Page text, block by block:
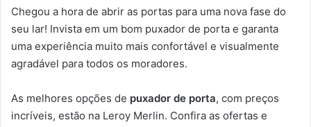
Chegou a hora de abrir as portas para uma nova fase do
seu lar! Invista em um bom puxador de porta e garanta
uma experiência muito mais confortável e visualmente
agradável para todos os moradores.
As melhores opções de puxador de porta, com preços
incríveis, estão na Leroy Merlin. Confira as ofertas e